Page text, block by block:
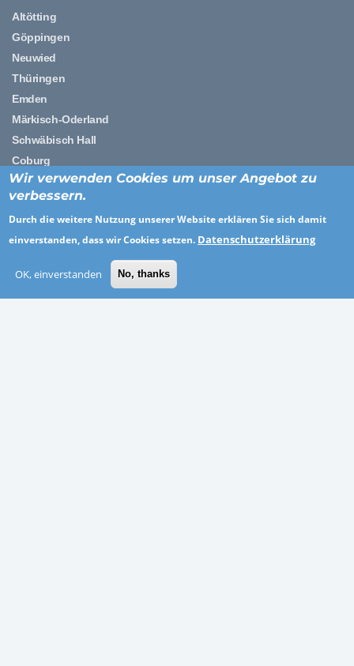
Altötting
Göppingen
Neuwied
Thüringen
Emden
Märkisch-Oderland
Schwäbisch Hall
Coburg
BRANCHEN
Personaldienstleistung
Gesundheitswesen und soziale Dienste
Sonstiges
Agentur, Werbung, Marketing und PR
Wir verwenden Cookies um unser Angebot zu
verbessern.
Durch die weitere Nutzung unserer Website erklären Sie sich damit
einverstanden, dass wir Cookies setzen. Datenschutzerklärung
OK, einverstanden No, thanks